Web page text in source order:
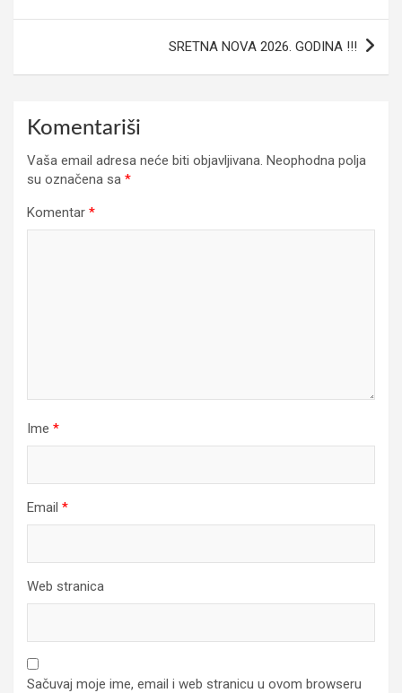
SRETNA NOVA 2026. GODINA !!!
Komentariši
Vaša email adresa neće biti objavljivana. Neophodna polja
su označena sa *
Komentar *
Ime *
Email *
Web stranica
Sačuvaj moje ime, email i web stranicu u ovom browseru